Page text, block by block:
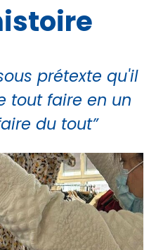
prétexte qu'il
tout faire en un
du tout”